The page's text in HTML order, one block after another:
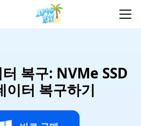
복구: NVMe SSD
이터 복구하기